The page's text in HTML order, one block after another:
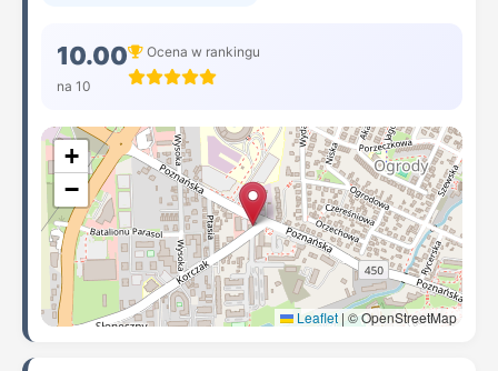
10.00
na 10
Ocena w rankingu
+
−
Leaflet | © OpenStreetMap